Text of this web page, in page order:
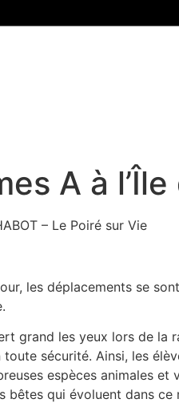
A à l’Île
– Le Poiré sur Vie
les déplacements se
grand les yeux lors de la
sécurité. Ainsi, les
espèces animales et
bêtes qui évoluent dans